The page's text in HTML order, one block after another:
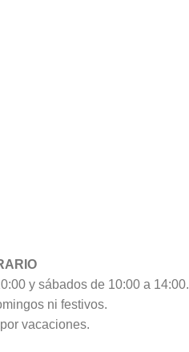
y sábados de 10:00 a 14:00.
ni festivos.
vacaciones.